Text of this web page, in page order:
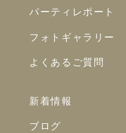
パーティレポート
フォトギャラリー
よくあるご質問
新着情報
ブログ